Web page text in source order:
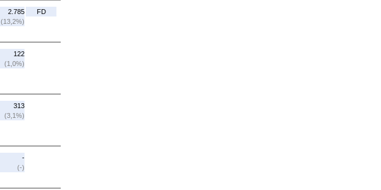
2.785
(13,2%)
FD
122
(1,0%)
313
(3,1%)
-
(-)